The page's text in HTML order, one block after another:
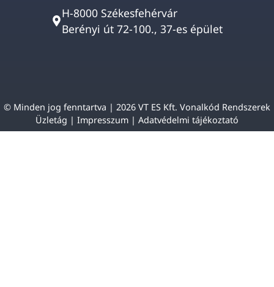
H-8000 Székesfehérvár
Berényi út 72-100., 37-es épület
© Minden jog fenntartva | 2026 VT ES Kft. Vonalkód Rendszerek
Üzletág | Impresszum | Adatvédelmi tájékoztató